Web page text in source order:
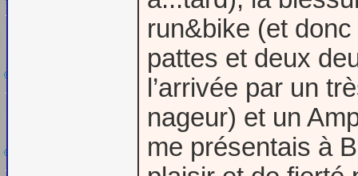
run&bike (et
pattes et deux
l’arrivée par un
nageur) et un
me présentais à